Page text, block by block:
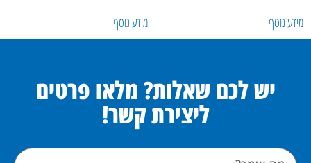
מידע נוסף מידע נוסף
יש לכם שאלות? מלאו פרטים
ליצירת קשר!